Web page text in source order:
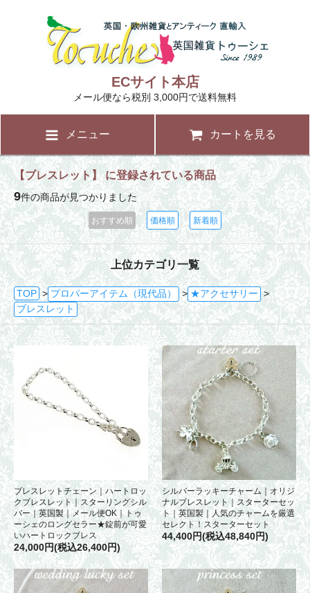
ECサイト本店
メール便なら税別 3,000円で送料無料
メニュー カートを見る
【ブレスレット】 に登録されている商品
9件の商品が見つかりました
おすすめ順 価格順 新着順
上位カテゴリ一覧
TOP > プロパーアイテム（現代品） > ★アクセサリー >
ブレスレット
ブレスレットチェーン｜ハートロッ
クブレスレット｜スターリングシル
バー｜英国製｜メール便OK｜トゥ
ーシェのロングセラー★錠前が可愛
いハートロックブレス
24,000円(税込26,400円)
シルバーラッキーチャーム｜オリジ
ナルブレスレット｜スターターセッ
ト｜英国製｜人気のチャームを厳選
セレクト！スターターセット
44,400円(税込48,840円)